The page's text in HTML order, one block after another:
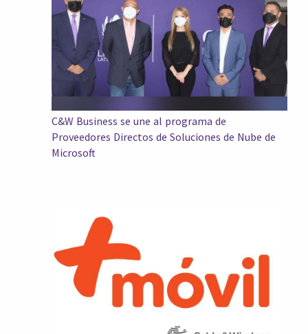
C&W Business se une al programa de
Proveedores Directos de Soluciones de Nube de
Microsoft